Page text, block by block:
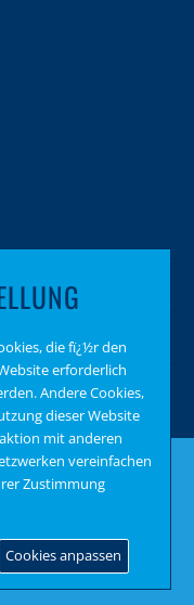
die fï¿½r den
erforderlich
Andere Cookies,
dieser Website
mit anderen
vereinfachen
Zustimmung
Cookies anpassen